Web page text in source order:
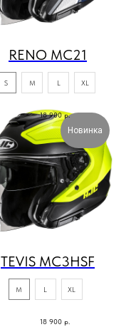
RENO MC21
18 900 р.
S M L XL
Новинка
TEVIS MC3HSF
18 900 р.
M L XL